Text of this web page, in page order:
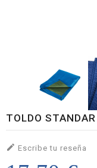
TOLDO
 Escribe tu reseña